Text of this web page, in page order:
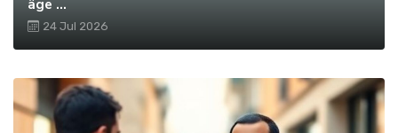
âge ...
24 Jul 2026